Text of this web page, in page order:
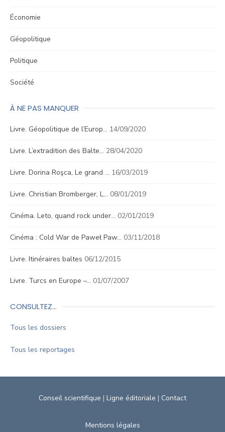
Économie
Géopolitique
Politique
Société
À NE PAS MANQUER
Livre. Géopolitique de l’Europ… 14/09/2020
Livre. L’extradition des Balte… 28/04/2020
Livre. Dorina Roşca, Le grand … 16/03/2019
Livre. Christian Bromberger, L… 08/01/2019
Cinéma. Leto, quand rock under… 02/01/2019
Cinéma : Cold War de Paweł Paw… 03/11/2018
Livre. Itinéraires baltes 06/12/2015
Livre. Turcs en Europe –… 01/07/2007
CONSULTEZ…
Tous les dossiers
Tous les reportages
Conseil scientifique | Ligne éditoriale | Contact
Mentions légales